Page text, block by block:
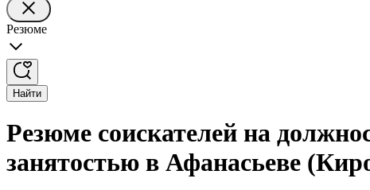
Резюме
Найти
Резюме соискателей на
занятостью в Афанасьеве